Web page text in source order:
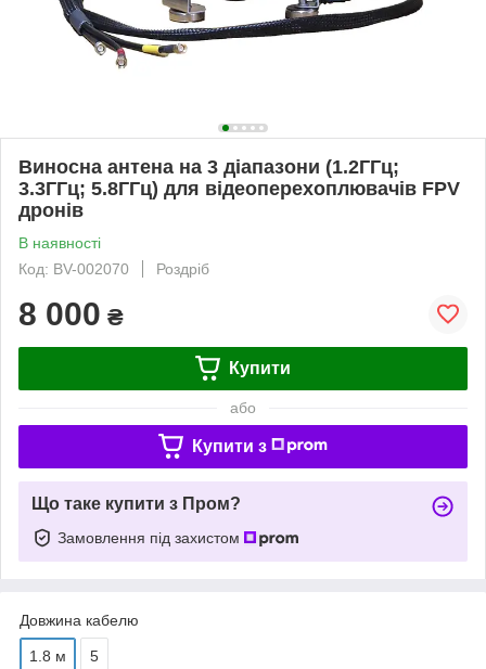
Виносна антена на 3 діапазони (1.2ГГц;
3.3ГГц; 5.8ГГц) для відеоперехоплювачів FPV
дронів
В наявності
Код: BV-002070
Роздріб
8 000 ₴
Купити
або
Купити з
Що таке купити з Пром?
Замовлення під захистом
Довжина кабелю
1.8 м 5